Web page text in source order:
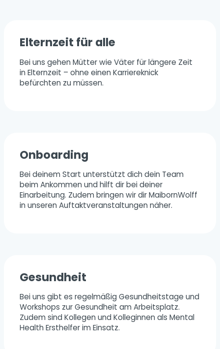
Elternzeit für alle
Bei uns gehen Mütter wie Väter für längere Zeit
in Elternzeit – ohne einen Karriereknick
befürchten zu müssen.
Onboarding
Bei deinem Start unterstützt dich dein Team
beim Ankommen und hilft dir bei deiner
Einarbeitung. Zudem bringen wir dir MaibornWolff
in unseren Auftaktveranstaltungen näher.
Gesundheit
Bei uns gibt es regelmäßig Gesundheitstage und
Workshops zur Gesundheit am Arbeitsplatz.
Zudem sind Kollegen und Kolleginnen als Mental
Health Ersthelfer im Einsatz.